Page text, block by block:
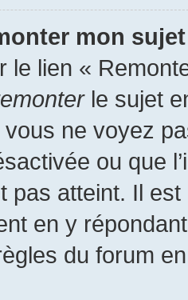
mon
le lien «
le sujet
ne voyez
ou que
pas atteint. Il
en y
du forum